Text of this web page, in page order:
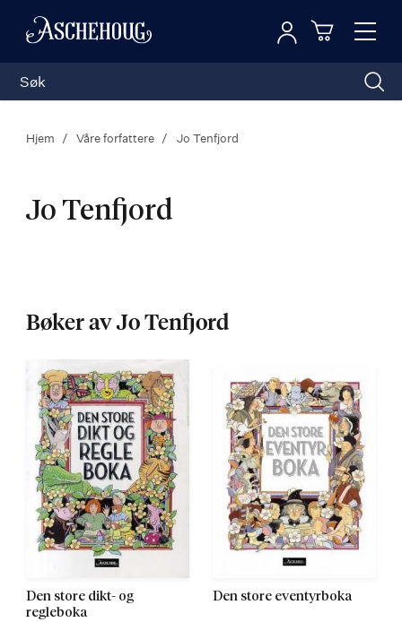
Toggle
Logg inn
Hjem Våre forfattere Jo Tenfjord
Jo Tenfjord
Bøker av Jo Tenfjord
Den store dikt- og
regleboka
Den store eventyrboka